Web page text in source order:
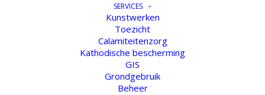
SERVICES
Kunstwerken
Toezicht
Calamiteitenzorg
Kathodische bescherming
GIS
Grondgebruik
Beheer